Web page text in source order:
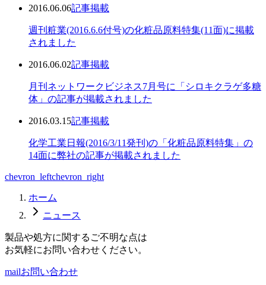
2016.06.06記事掲載
週刊粧業(2016.6.6付号)の化粧品原料特集(11面)に掲載
されました
2016.06.02記事掲載
月刊ネットワークビジネス7月号に「シロキクラゲ多糖
体」の記事が掲載されました
2016.03.15記事掲載
化学工業日報(2016/3/11発刊)の「化粧品原料特集」の
14面に弊社の記事が掲載されました
chevron_leftchevron_right
ホーム
ニュース
製品や処方に関するご不明な点は
お気軽にお問い合わせください。
mailお問い合わせ